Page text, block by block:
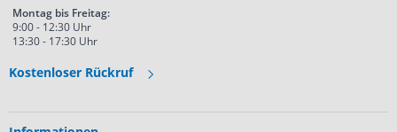
Montag bis Freitag:
9:00 - 12:30 Uhr
13:30 - 17:30 Uhr
Kostenloser Rückruf